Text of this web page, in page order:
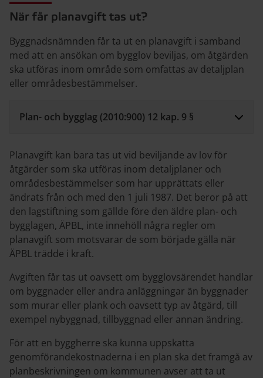
När får planavgift tas ut?
Byggnadsnämnden får ta ut en planavgift i samband
med att en ansökan om bygglov beviljas, om åtgärden
ska utföras inom område som omfattas av detaljplan
eller områdesbestämmelser.
Plan- och bygglag (2010:900) 12 kap. 9 §
Planavgift kan bara tas ut vid beviljande av lov för
åtgärder som ska utföras inom detaljplaner och
områdesbestämmelser som har upprättats eller
ändrats från och med den 1 juli 1987. Det beror på att
den lagstiftning som gällde före den äldre plan- och
bygglagen, ÄPBL, inte innehöll några regler om
planavgift som motsvarar de som började gälla när
ÄPBL trädde i kraft.
Avgiften får tas ut oavsett om bygglovsärendet handlar
om byggnader eller andra anläggningar än byggnader
som murar eller plank och oavsett typ av åtgärd, till
exempel nybyggnad, tillbyggnad eller annan ändring.
För att en byggherre ska kunna uppskatta
genomförandekostnaderna i en plan ska det framgå av
planbeskrivningen om kommunen avser att ta ut